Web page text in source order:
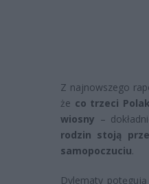
Z najnowszego
że co trzeci
wiosny –
rodzin stoją
samopoczuciu.
Dylematy